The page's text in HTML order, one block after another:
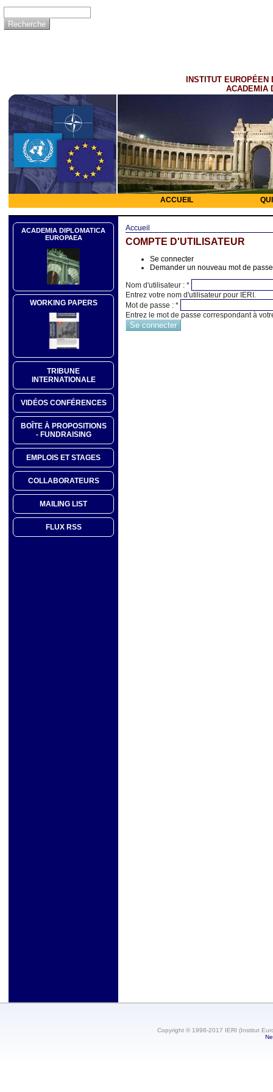
INSTITUT EUROPÉEN
ACADEMIA
ACCUEIL
ACADEMIA DIPLOMATICA
EUROPAEA
WORKING PAPERS
TRIBUNE
INTERNATIONALE
VIDÉOS CONFÉRENCES
BOÎTE À PROPOSITIONS
- FUNDRAISING
EMPLOIS ET STAGES
COLLABORATEURS
MAILING LIST
FLUX RSS
Accueil
COMPTE D'UTILISATEUR
Se connecter
Demander un nouveau mot de passe
Nom d'utilisateur : *
Entrez votre nom d'utilisateur pour IERI.
Mot de passe : *
Entrez le mot de passe correspondant à
Copyright © 1998-2017 IERI (Institut